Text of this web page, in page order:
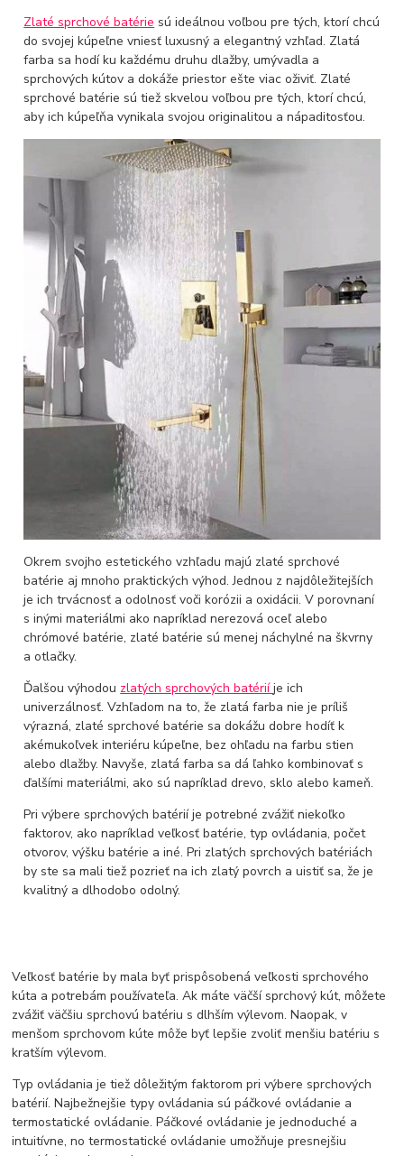
Zlaté sprchové batérie sú ideálnou voľbou pre tých, ktorí chcú
do svojej kúpeľne vniesť luxusný a elegantný vzhľad. Zlatá
farba sa hodí ku každému druhu dlažby, umývadla a
sprchových kútov a dokáže priestor ešte viac oživiť. Zlaté
sprchové batérie sú tiež skvelou voľbou pre tých, ktorí chcú,
aby ich kúpeľňa vynikala svojou originalitou a nápaditosťou.
Okrem svojho estetického vzhľadu majú zlaté sprchové
batérie aj mnoho praktických výhod. Jednou z najdôležitejších
je ich trvácnosť a odolnosť voči korózii a oxidácii. V porovnaní
s inými materiálmi ako napríklad nerezová oceľ alebo
chrómové batérie, zlaté batérie sú menej náchylné na škvrny
a otlačky.
Ďalšou výhodou zlatých sprchových batériíje ich
univerzálnosť. Vzhľadom na to, že zlatá farba nie je príliš
výrazná, zlaté sprchové batérie sa dokážu dobre hodíť k
akémukoľvek interiéru kúpeľne, bez ohľadu na farbu stien
alebo dlažby. Navyše, zlatá farba sa dá ľahko kombinovať s
ďalšími materiálmi, ako sú napríklad drevo, sklo alebo kameň.
Pri výbere sprchových batérií je potrebné zvážiť niekoľko
faktorov, ako napríklad veľkosť batérie, typ ovládania, počet
otvorov, výšku batérie a iné. Pri zlatých sprchových batériách
by ste sa mali tiež pozrieť na ich zlatý povrch a uistiť sa, že je
kvalitný a dlhodobo odolný.
Veľkosť batérie by mala byť prispôsobená veľkosti sprchového
kúta a potrebám používateľa. Ak máte väčší sprchový kút, môžete
zvážiť väčšiu sprchovú batériu s dlhším výlevom. Naopak, v
menšom sprchovom kúte môže byť lepšie zvoliť menšiu batériu s
kratším výlevom.
Typ ovládania je tiež dôležitým faktorom pri výbere sprchových
batérií. Najbežnejšie typy ovládania sú páčkové ovládanie a
termostatické ovládanie. Páčkové ovládanie je jednoduché a
intuitívne, no termostatické ovládanie umožňuje presnejšiu